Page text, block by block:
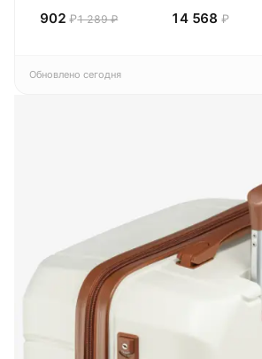
полотенец 4 шт,
902₽1 289 ₽
Смарт ТВ HD
14 568 ₽
Обновлено сегодня